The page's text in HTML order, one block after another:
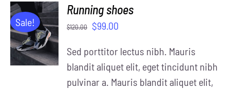
Sale!
ADD TO
CART
/
DETAILS
Running shoes
$120.00 $99.00
Sed porttitor lectus nibh. Mauris
blandit aliquet elit, eget tincidunt nibh
pulvinar a. Mauris blandit aliquet elit,